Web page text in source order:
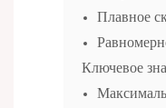
Плавное
Ключевое